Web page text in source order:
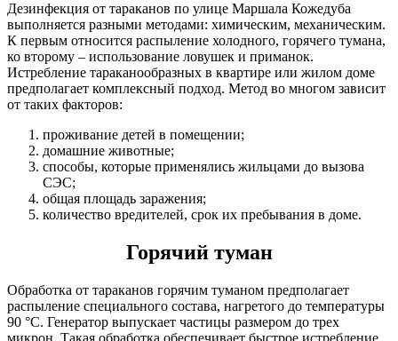
Дезинфекция от тараканов по улице Маршала Кожедуба
выполняется разными методами: химическим, механическим.
К первым относится распыление холодного, горячего тумана,
ко второму – использование ловушек и приманок.
Истребление тараканообразных в квартире или жилом доме
предполагает комплексный подход. Метод во многом зависит
от таких факторов:
проживание детей в помещении;
домашние животные;
способы, которые применялись жильцами до вызова
СЭC;
общая площадь заражения;
количество вредителей, срок их пребывания в доме.
Горячий туман
Обработка от тараканов горячим туманом предполагает
распыление специального состава, нагретого до температуры
90 °С. Генератор выпускает частицы размером до трех
микрон. Такая обработка обеспечивает быстрое истребление